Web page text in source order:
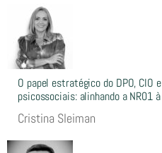
O papel estratégico do DPO, CIO
psicossociais: alinhando a NR01 à
Cristina Sleiman